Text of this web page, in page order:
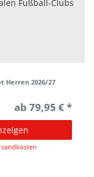
Fußball-Clubs
Herren 2026/27
ab 79,95 € *